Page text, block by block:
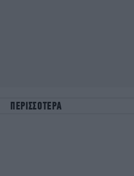
ΠΕΡΙΣΣΟΤΕΡΑ